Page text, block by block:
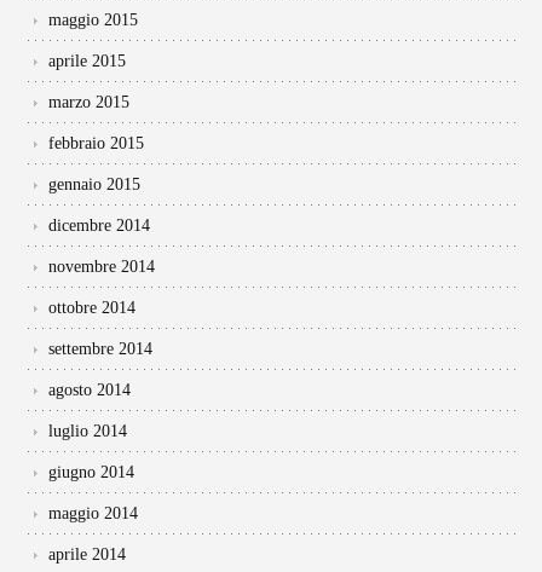
maggio 2015
aprile 2015
marzo 2015
febbraio 2015
gennaio 2015
dicembre 2014
novembre 2014
ottobre 2014
settembre 2014
agosto 2014
luglio 2014
giugno 2014
maggio 2014
aprile 2014